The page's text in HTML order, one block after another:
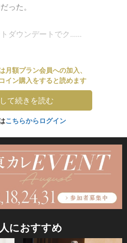
った。
ダウンデートでク......
月額プラン会員への加入、
イン購入をすると読めます
て続きを読む
こちらからログイン
におすすめ